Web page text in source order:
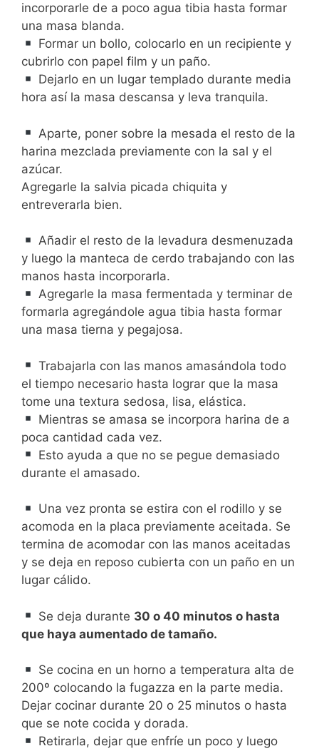
incorporarle de a poco agua tibia hasta formar
una masa blanda.
Formar un bollo, colocarlo en un recipiente y
cubrirlo con papel film y un paño.
Dejarlo en un lugar templado durante media
hora así la masa descansa y leva tranquila.
Aparte, poner sobre la mesada el resto de la
harina mezclada previamente con la sal y el
azúcar.
Agregarle la salvia picada chiquita y
entreverarla bien.
Añadir el resto de la levadura desmenuzada
y luego la manteca de cerdo trabajando con las
manos hasta incorporarla.
Agregarle la masa fermentada y terminar de
formarla agregándole agua tibia hasta formar
una masa tierna y pegajosa.
Trabajarla con las manos amasándola todo
el tiempo necesario hasta lograr que la masa
tome una textura sedosa, lisa, elástica.
Mientras se amasa se incorpora harina de a
poca cantidad cada vez.
Esto ayuda a que no se pegue demasiado
durante el amasado.
Una vez pronta se estira con el rodillo y se
acomoda en la placa previamente aceitada. Se
termina de acomodar con las manos aceitadas
y se deja en reposo cubierta con un paño en un
lugar cálido.
Se deja durante 30 o 40 minutos o hasta
que haya aumentado de tamaño.
Se cocina en un horno a temperatura alta de
200º colocando la fugazza en la parte media.
Dejar cocinar durante 20 o 25 minutos o hasta
que se note cocida y dorada.
Retirarla, dejar que enfríe un poco y luego